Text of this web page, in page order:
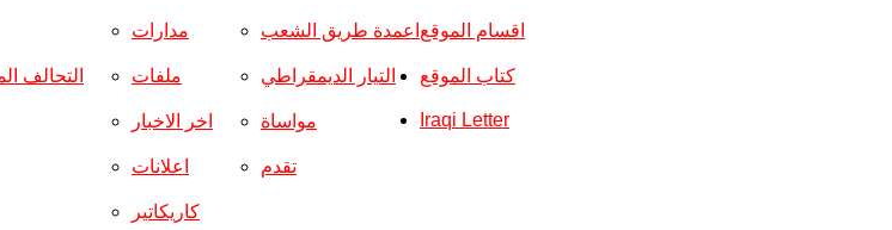
اقسام الموقع
التحالف
مدارات
ملفات
اخر الاخبار
اعلانات
كاريكاتير
اعمدة طريق الشعب
التيار الديمقراطي
مواساة
تقدم
كتاب الموقع
Iraqi Letter